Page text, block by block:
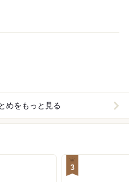
めをもっと見る
3